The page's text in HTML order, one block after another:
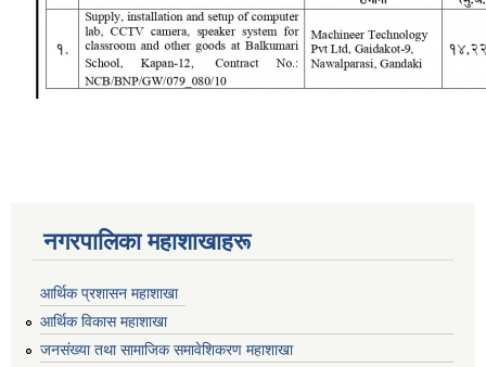
नगरपालिका महाशाखाहरू
आर्थिक प्रशासन महाशाखा
आर्थिक विकास महाशाखा
जनसंख्या तथा सामाजिक समावेशिकरण महाशाखा